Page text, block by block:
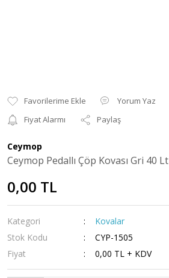
Yorum Yaz
Fiyat Alarmı
Paylaş
Ceymop
Ceymop Pedallı Çöp Kovası Gri 40 Lt
0,00 TL
Kategori
Kovalar
Stok Kodu
CYP-1505
Fiyat
0,00 TL + KDV